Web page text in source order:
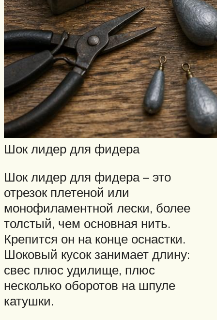
Шок лидер для фидера
Шок лидер для фидера – это
отрезок плетеной или
монофиламентной лески, более
толстый, чем основная нить.
Крепится он на конце оснастки.
Шоковый кусок занимает длину:
свес плюс удилище, плюс
несколько оборотов на шпуле
катушки.